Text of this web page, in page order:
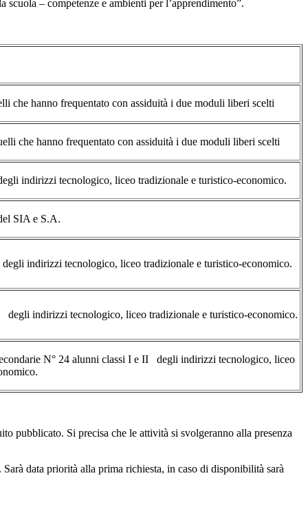
– competenze e ambienti per l’apprendimento”.
che hanno frequentato con assiduità i due moduli liberi scelti
che hanno frequentato con assiduità i due moduli liberi scelti
indirizzi tecnologico, liceo tradizionale e turistico-economico.
SIA e S.A.
indirizzi tecnologico, liceo tradizionale e turistico-economico.
indirizzi tecnologico, liceo tradizionale e turistico-economico.
N° 24 alunni classi I e II degli indirizzi tecnologico, liceo
pubblicato. Si precisa che le attività si svolgeranno alla presenza
data priorità alla prima richiesta, in caso di disponibilità sarà